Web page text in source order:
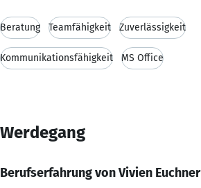
Beratung Teamfähigkeit Zuverlässigkeit
Kommunikationsfähigkeit MS Office
Werdegang
Berufserfahrung von Vivien Euchner